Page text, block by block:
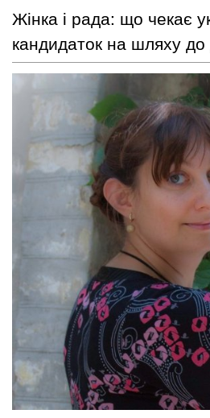
​Жінка і рада: що чекає
кандидаток на шляху до